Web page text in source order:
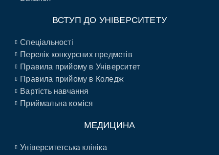
ВСТУП ДО УНІВЕРСИТЕТУ
Спеціальності
Перелік конкурсних предметів
Правила прийому в Університет
Правила прийому в Коледж
Вартість навчання
Приймальна коміся
МЕДИЦИНА
Університетська клініка